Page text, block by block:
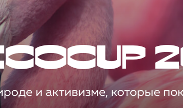
и активизме, которые